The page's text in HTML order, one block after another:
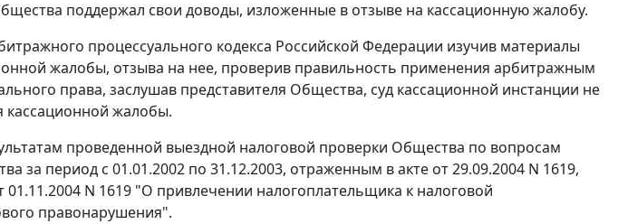
поддержал свои доводы, изложенные в отзыве на кассационную жалобу.
процессуального кодекса Российской Федерации изучив материалы
жалобы, отзыва на нее, проверив правильность применения арбитражным
права, заслушав представителя Общества, суд кассационной инстанции не
кассационной жалобы.
проведенной выездной налоговой проверки Общества по вопросам
за период с 01.01.2002 по 31.12.2003, отраженным в акте от 29.09.2004 N 1619,
N 1619 "О привлечении налогоплательщика к налоговой
правонарушения".